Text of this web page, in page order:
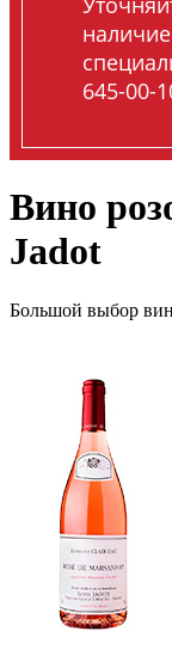
645-00-
Вино
Jadot
Большой выбор